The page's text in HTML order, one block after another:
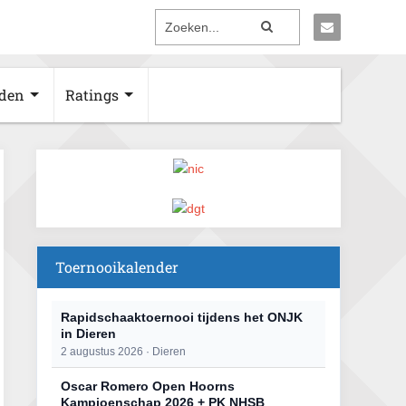
Ratings
Toernooikalender
Rapidschaaktoernooi tijdens het ONJK
in Dieren
2 augustus 2026 · Dieren
Oscar Romero Open Hoorns
Kampioenschap 2026 + PK NHSB